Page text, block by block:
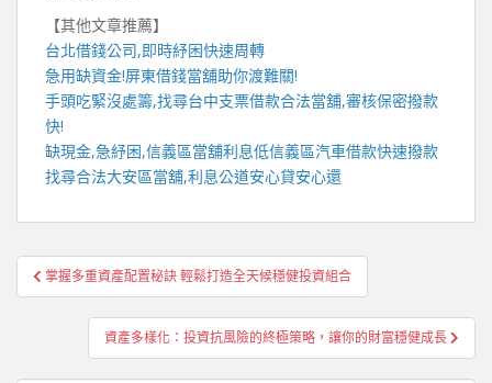
【其他文章推薦】
台北借錢公司,即時紓困快速周轉
急用缺資金!屏東借錢當舖助你渡難關!
手頭吃緊沒處籌,找尋台中支票借款合法當舖,審核保密撥款
快!
缺現金,急紓困,信義區當舖利息低信義區汽車借款快速撥款
找尋合法大安區當舖,利息公道安心貸安心還
文
章
掌握多重資產配置秘訣 輕鬆打造全天候穩健投資組合
資產多樣化：投資抗風險的終極策略，讓你的財富穩健成長